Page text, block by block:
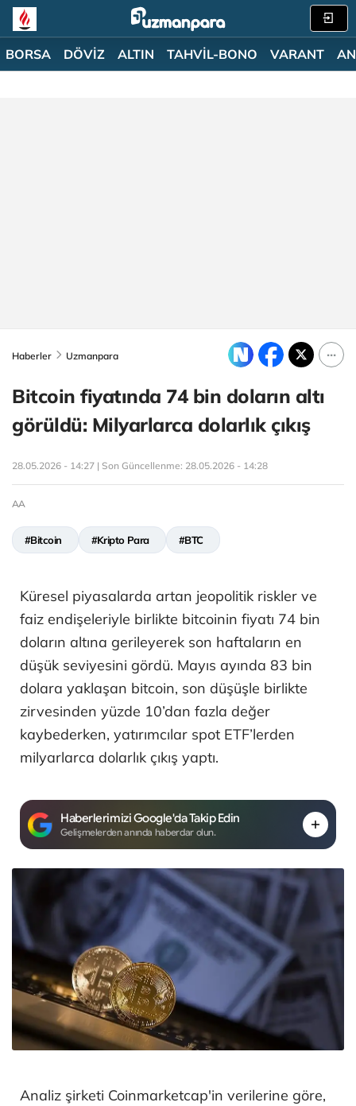
BORSA DÖVİZ ALTIN TAHVİL-BONO VARANT
Haberler Uzmanpara
Bitcoin fiyatında 74 bin doların altı
görüldü: Milyarlarca dolarlık çıkış
28.05.2026 - 14:27 | Son Güncellenme: 28.05.2026 - 14:28
AA
#Bitcoin #Kripto Para #BTC
Küresel piyasalarda artan jeopolitik riskler ve
faiz endişeleriyle birlikte bitcoinin fiyatı 74 bin
doların altına gerileyerek son haftaların en
düşük seviyesini gördü. Mayıs ayında 83 bin
dolara yaklaşan bitcoin, son düşüşle birlikte
zirvesinden yüzde 10’dan fazla değer
kaybederken, yatırımcılar spot ETF’lerden
milyarlarca dolarlık çıkış yaptı.
Haberlerimizi Google'da Takip Edin
Gelişmelerden anında haberdar olun.
Analiz şirketi Coinmarketcap'in verilerine göre,